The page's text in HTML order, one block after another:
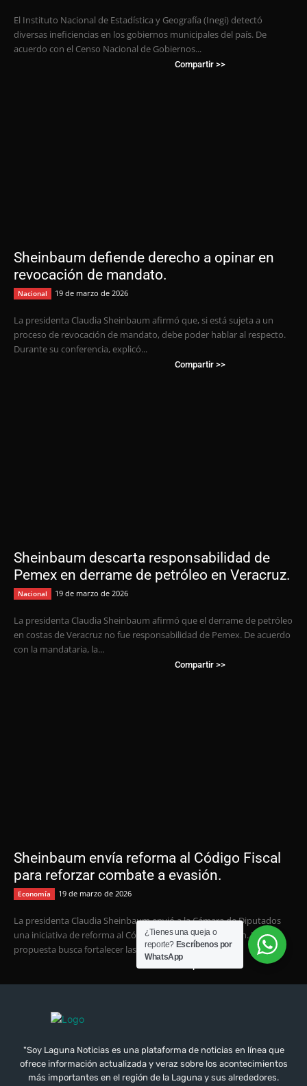
"Soy Laguna Noticias es una plataforma de noticias en línea que
ofrece información actualizada y veraz sobre los acontecimientos
más importantes en el región de la Laguna y sus alrededores.